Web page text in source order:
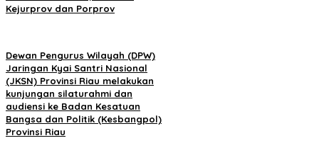
Kejurprov dan Porprov
Dewan Pengurus Wilayah (DPW)
Jaringan Kyai Santri Nasional
(JKSN) Provinsi Riau melakukan
kunjungan silaturahmi dan
audiensi ke Badan Kesatuan
Bangsa dan Politik (Kesbangpol)
Provinsi Riau